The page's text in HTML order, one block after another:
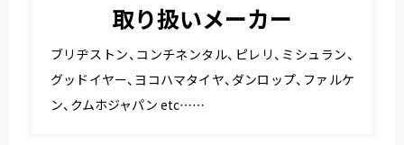
取り扱いメーカー
ブリヂストン、コンチネンタル、ピレリ、ミシュラン、
グッドイヤー、ヨコハマタイヤ、ダンロップ、ファルケ
ン、クムホジャパン etc……